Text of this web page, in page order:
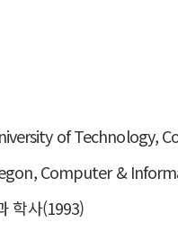
of Technology,
Computer &
학사(1993)